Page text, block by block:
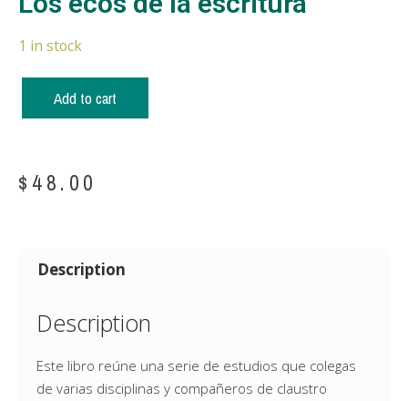
1 in stock
Add to cart
$ 48.00
Description
Description
Este libro reúne una serie de estudios que colegas
de varias disciplinas y compañeros de claustro